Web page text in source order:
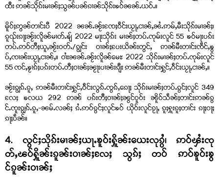
ထီး ဢၼ်သိုၵ်းမၢၼ်ႈသွၼ်ပၼ်ၵၢၼ်သိုၵ်းၶဝ်ၼၼ်ႉယဝ်ႉ။
မိူဝ်ႈဢွၼ်တၢင်းပီ 2022 ၼၼ်ႉၼႂ်းၸႄႈဝဵင်းယႂႃႇငၢၼ်ႇၼႆႉဢမ်ႇမီးသိုၵ်းမၢၼ်ႈ၊
ၵူၺ်းၵႃႈၼႂ်းလိူၼ်မၢတ်ႉၶျ် 2022 မႃးသိုၵ်း မၢၼ်ႈတပ်ႉၸုမ်းလူင် 55 ၶဝ်မႃးပၵ်း
တပ်ႉဢဝ်တီႈယူႇၼႂ်းဝတ်ႉ/ၵျွင်း ဝၢၼ်ႈပႄးယိၼ်းတွင်ႇ ဢၼ်မီးတၢင်းၸဵင်ႇၶွ
ပ်ႇၸၢၼ်းယႂႃႇငၢၼ်ႇ။ ဝၢႆးၼၼ်ႉၼႂ်းလိူၼ်မေႊ 2022 သိုၵ်းမၢၼ်ႈတပ်ႉၸုမ်းလူင်
55 ၸင်ႇၶႂၢၵ်ႈပၵ်းတပ်ႉတီႈဝၢၼ်ႈၼႂႃးပၢၼ်းၵျီး ဢၼ်မီးတၢင်းႁွင်ႇဝဵင်းယႂႃႇငၢၼ်ႇ။
ၼႂ်းၵျွၵ်ႉၵူႇ ဢၼ်မီးတၢင်းႁွင်ႇဝဵင်းလွၵ်ႉၸွၵ်ႇၵေႃႈ သိုၵ်းမၢၼ်ႈတပ်ႉၵွင်ႈလူင် 349
လႄႈ ၶလယ 292 ဢၼ် ပၵ်းတီႈဝၢၼ်ႈၼွင်ဝူဝ်း ၼိူဝ်သဵၼ်ႈတၢင်းဢၼ်ၵွ
င်ႉၸူးၵျွၵ်ႉၵူႇ-ၼမ်ႉလၼ်ႈ ၵႆႉဢဝ်ၵွင်ႈလူင်ၶဝ် ယိုဝ်းလူင်ၵႂႃႇ ၵူႈႁူးၵူႈတၢင်း ၵႃႈဝႃႈ
ၵႃႈပဵၼ်။
4. လွင်ႈသိုၵ်းမၢၼ်ႈယႃႉၶူဝ်းႁိူၼ်းယေးလုၵွႆ၊ ဢဝ်ၾႆးၸု
တ်ႇၽဝ်ႁိူၼ်းၵူၼ်းဝၢၼ်ႈလႄႈ သွၵ်ႈ တဝ် ဢဝ်ၶူဝ်းၶွ
င်ၵူၼ်းဝၢၼ်ႈ